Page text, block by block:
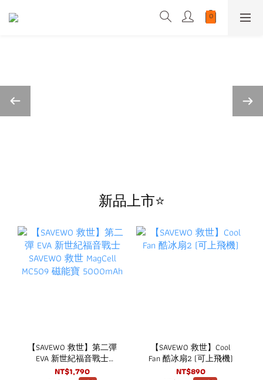
新品上市⭐
【SAVEWO 救世】第二彈
EVA 新世紀福音戰士
SAVEWO 救世 MagCell
NT$1,790
【SAVEWO 救世】Cool
Fan 酷冰扇2 (可上飛機)
NT$890